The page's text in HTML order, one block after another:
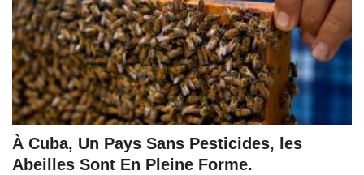
À Cuba, Un Pays Sans Pesticides, les
Abeilles Sont En Pleine Forme.